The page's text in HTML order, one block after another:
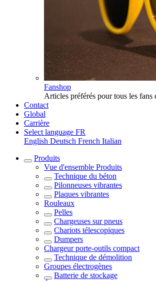
Fanshop
Articles préférés pour tous les fans
Contact
Global
Carrière
Select language FR
English Deutsch French Italian
Produits
Vue d'ensemble Produits
Technique du béton
Pilonneuses vibrantes
Plaques vibrantes
Rouleaux
Pelles
Chargeuses sur pneus
Chariots télescopiques
Dumpers
Chargeur porte-outils compact
Technique de démolition
Groupes électrogènes
Batterie de stockage